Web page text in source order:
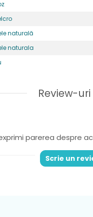
gusturilor și modului
noastre folosim piele de
naturală
naturala
Review-uri
parerea despre
Scrie un